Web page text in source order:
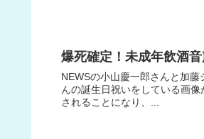
爆死確定！未成年飲酒
NEWSの小山慶一郎さんと加
んの誕生日祝いをしている画
されることになり、...